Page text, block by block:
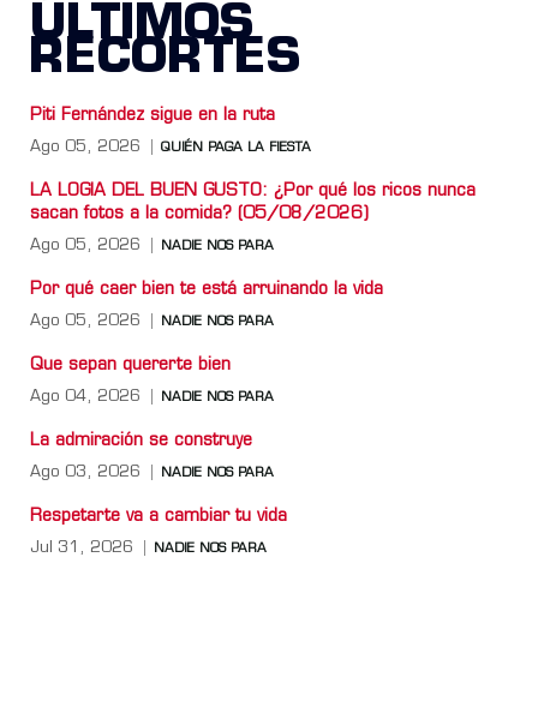
ÚLTIMOS
RECORTES
Piti Fernández sigue en la ruta
Ago 05, 2026 QUIÉN PAGA LA FIESTA
LA LOGIA DEL BUEN GUSTO: ¿Por qué los ricos nunca
sacan fotos a la comida? (05/08/2026)
Ago 05, 2026 NADIE NOS PARA
Por qué caer bien te está arruinando la vida
Ago 05, 2026 NADIE NOS PARA
Que sepan quererte bien
Ago 04, 2026 NADIE NOS PARA
La admiración se construye
Ago 03, 2026 NADIE NOS PARA
Respetarte va a cambiar tu vida
Jul 31, 2026 NADIE NOS PARA